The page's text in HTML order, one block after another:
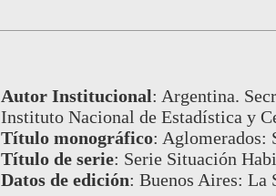
Autor Institucional: Argentina.
Instituto Nacional de Estadística y
Título monográfico: Aglomerados:
Título de serie: Serie Situación
Datos de edición: Buenos Aires: La